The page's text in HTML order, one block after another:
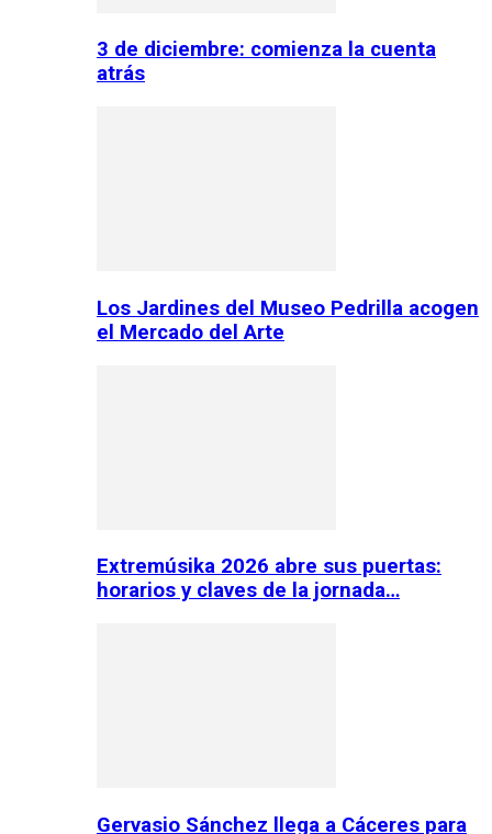
3 de diciembre: comienza la cuenta
atrás
Los Jardines del Museo Pedrilla acogen
el Mercado del Arte
Extremúsika 2026 abre sus puertas:
horarios y claves de la jornada…
Gervasio Sánchez llega a Cáceres para